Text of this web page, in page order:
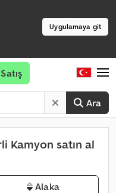
Uygulamaya git
Ara
Satış
Kamyon satın al
Alaka